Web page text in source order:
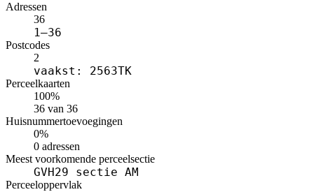
Adressen
36
1–36
Postcodes
2
vaakst: 2563TK
Perceelkaarten
100%
36 van 36
Huisnummertoevoegingen
0%
0 adressen
Meest voorkomende perceelsectie
GVH29 sectie AM
Perceeloppervlak